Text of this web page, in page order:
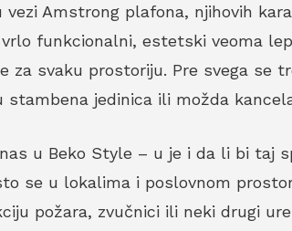
vezi Amstrong plafona, njihovih
vrlo funkcionalni, estetski veoma
za svaku prostoriju. Pre svega
stambena jedinica ili možda
u Beko Style – u je i da li bi
se u lokalima i poslovnom
požara, zvučnici ili neki drugi